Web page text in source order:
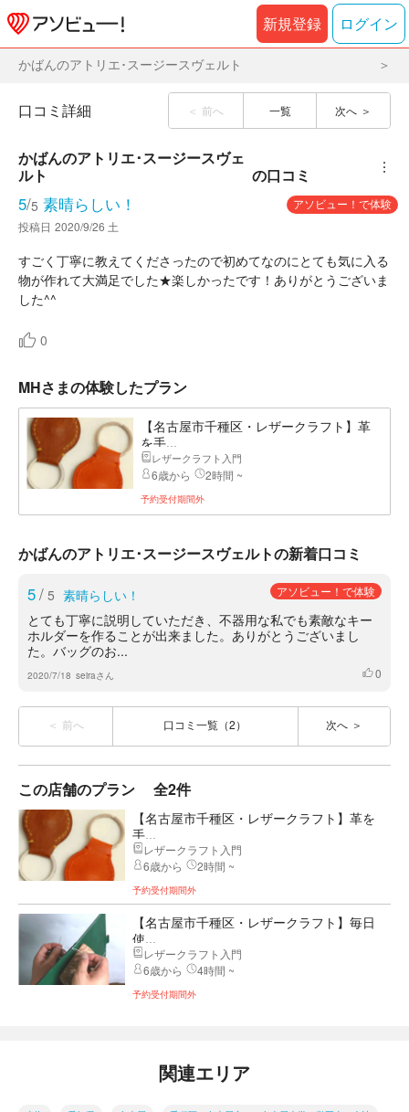
新規登録 ログイン
かばんのアトリエ･スージースヴェルト
前へ 一覧 次へ
口コミ詳細
かばんのアトリエ･スージースヴェ
ルト
の口コミ ︙
5/5 素晴らしい！
アソビュー！で体験
投稿日 2020/9/26 土
すごく丁寧に教えてくださったので初めてなのにとても気に入る
物が作れて大満足でした★楽しかったです！ありがとうございま
した^^
0
MHさまの体験したプラン
【名古屋市千種区・レザークラフト】革
を手...
レザークラフト入門
6歳から 2時間 ~
予約受付期間外
かばんのアトリエ･スージースヴェルトの新着口コミ
5/ 5 素晴らしい！ アソビュー！で体験
とても丁寧に説明していただき、不器用な私でも素敵なキー
ホルダーを作ることが出来ました。ありがとうございまし
た。バッグのお...
2020/7/18 seiraさん いいね
0
前へ 口コミ一覧（2） 次へ
この店舗のプラン 全2件
【名古屋市千種区・レザークラフト】革を
手...
レザークラフト入門
6歳から
2時間 ~
予約受付期間外
【名古屋市千種区・レザークラフト】毎日
使...
レザークラフト入門
6歳から
4時間 ~
予約受付期間外
関連エリア